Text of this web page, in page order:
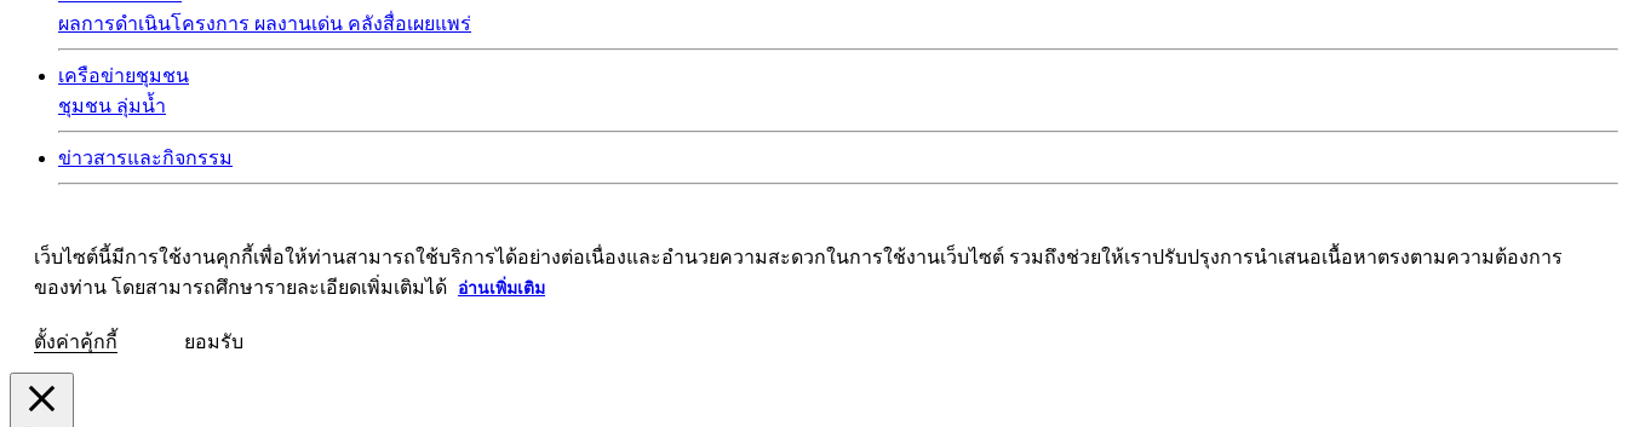
ผลการดำเนินโครงการ ผลงานเด่น คลังสื่อเผยแพร่
เครือข่ายชุมชน
ชุมชน ลุ่มน้ำ
ข่าวสารและกิจกรรม
เว็บไซต์นี้มีการใช้งานคุกกี้เพื่อให้ท่านสามารถใช้บริการได้อย่างต่อเนื่องและอำนวยความสะดวกในการใช้งานเว็บไซต์ รวมถึงช่วยให้เราปรับปรุงการนำเสนอเนื้อหาตรงตามความต้องการ
ของท่าน โดยสามารถศึกษารายละเอียดเพิ่มเติมได้
อ่านเพิ่มเติม
ตั้งค่าคุ้กกี้ ยอมรับ